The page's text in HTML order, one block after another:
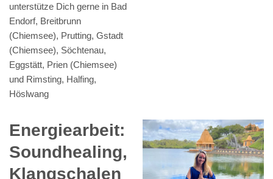
unterstütze Dich gerne in Bad
Endorf, Breitbrunn
(Chiemsee), Prutting, Gstadt
(Chiemsee), Söchtenau,
Eggstätt, Prien (Chiemsee)
und Rimsting, Halfing,
Höslwang
Energiearbeit:
Soundhealing,
Klangschalen